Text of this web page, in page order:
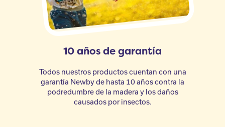
10 años de garantía
Todos nuestros productos cuentan con una
garantía Newby de hasta 10 años contra la
podredumbre de la madera y los daños
causados por insectos.